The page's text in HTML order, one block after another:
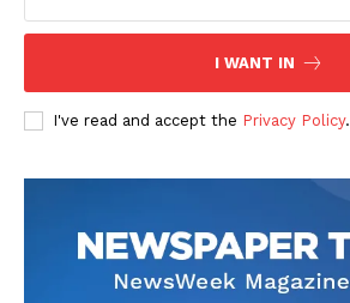
I WANT IN
I've read and accept the Privacy Policy.